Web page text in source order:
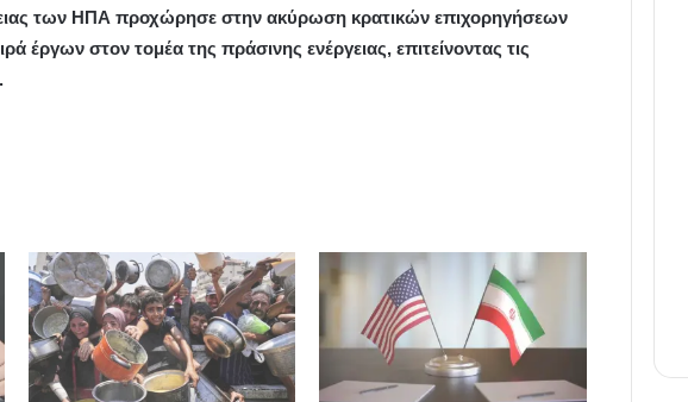
των ΗΠΑ προχώρησε στην ακύρωση κρατικών επιχορηγήσεων
έργων στον τομέα της πράσινης ενέργειας, επιτείνοντας τις